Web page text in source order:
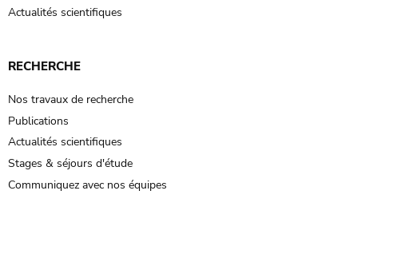
Actualités scientifiques
RECHERCHE
Nos travaux de recherche
Publications
Actualités scientifiques
Stages & séjours d'étude
Communiquez avec nos équipes